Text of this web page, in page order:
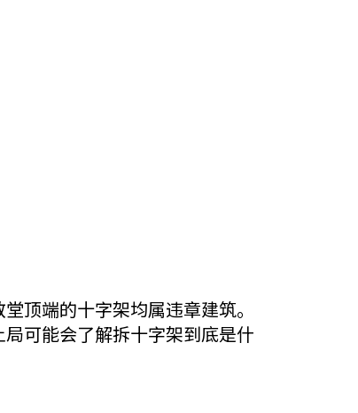
顶端的十字架均属违章建筑。
可能会了解拆十字架到底是什